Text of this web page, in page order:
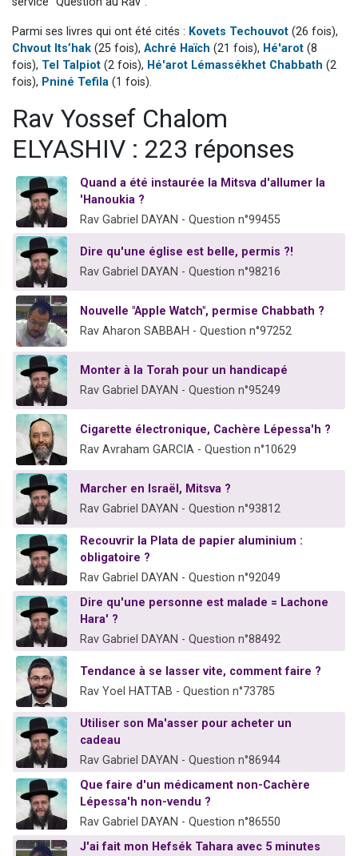
30 personnes viennent de faire un don pour Sauvez la jambe de Yohan
Il reste 49 places pour étudier en groupe sur Zoom
12 nouvelles musiques dans Torah-Box Music
Parmi ses livres qui ont été cités : Kovets Techouvot (26 fois),
Chvout Its’hak (25 fois), Achré Haïch (21 fois), Hé'arot (8
fois), Tel Talpiot (2 fois), Hé'arot Lémassékhet Chabbath (2
fois), Pniné Tefila (1 fois).
Rav Yossef Chalom
ELYASHIV : 223 réponses
Quand a été instaurée la Mitsva d'allumer la
'Hanoukia ?
Rav Gabriel DAYAN - Question n°99455
Dire qu'une église est belle, permis ?!
Rav Gabriel DAYAN - Question n°98216
Nouvelle "Apple Watch", permise Chabbath ?
Rav Aharon SABBAH - Question n°97252
Monter à la Torah pour un handicapé
Rav Gabriel DAYAN - Question n°95249
Cigarette électronique, Cachère Lépessa'h ?
Rav Avraham GARCIA - Question n°10629
Marcher en Israël, Mitsva ?
Rav Gabriel DAYAN - Question n°93812
Recouvrir la Plata de papier aluminium :
obligatoire ?
Rav Gabriel DAYAN - Question n°92049
Dire qu'une personne est malade = Lachone
Hara' ?
Rav Gabriel DAYAN - Question n°88492
Tendance à se lasser vite, comment faire ?
Rav Yoel HATTAB - Question n°73785
Utiliser son Ma'asser pour acheter un
cadeau
Rav Gabriel DAYAN - Question n°86944
Que faire d'un médicament non-Cachère
Lépessa'h non-vendu ?
Rav Gabriel DAYAN - Question n°86550
J'ai fait mon Hefsék Tahara avec 5 minutes